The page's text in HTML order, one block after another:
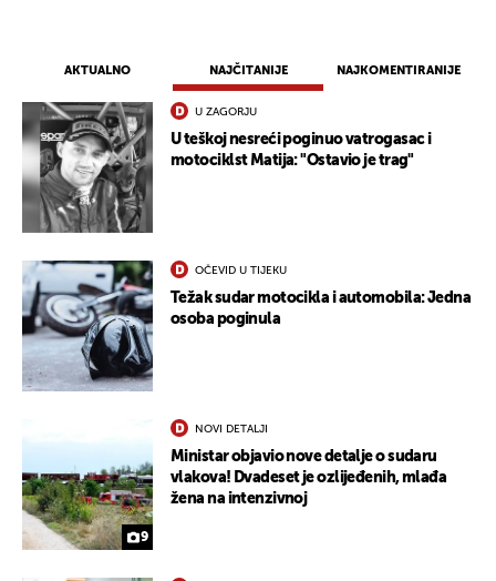
AKTUALNO NAJČITANIJE NAJKOMENTIRANIJE
U ZAGORJU
U teškoj nesreći poginuo vatrogasac i
motociklst Matija: "Ostavio je trag"
OČEVID U TIJEKU
Težak sudar motocikla i automobila: Jedna
osoba poginula
9
NOVI DETALJI
Ministar objavio nove detalje o sudaru
vlakova! Dvadeset je ozlijeđenih, mlađa
žena na intenzivnoj
UKLJUČITE NOTIFIKACIJE